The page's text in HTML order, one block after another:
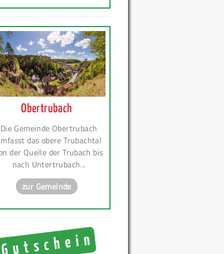
Obertrubach
Die Gemeinde Obertrubach
das obere Trubachtal
der Quelle der Trubach bis
nach Untertrubach...
zur Gemeinde